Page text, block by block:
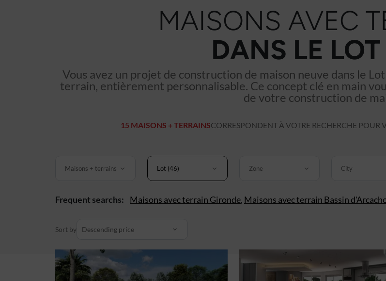
MAISONS AVEC
DANS LE
Vous avez un projet de construction de maison neuve dans le
terrain, entièrement personnalisable. Ce concept clé en main
de votre construction de
15 MAISONS + TERRAINSCORRESPONDENT À VOTRE RECHERCHE POUR
Maisons + terrains Lot (46) Zone City
Frequent searchs: Maisons avec terrain Gironde, Maisons avec terrain Bassin
Sort by Descending price